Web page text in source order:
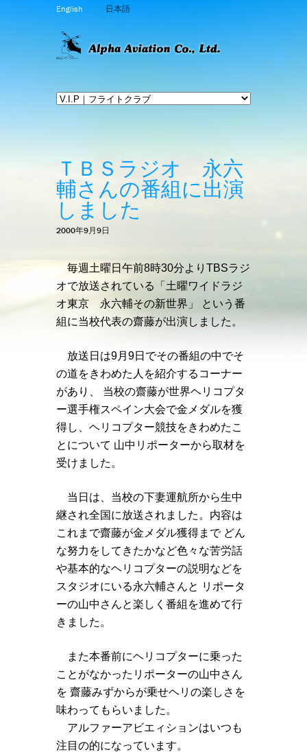
English 日本語
ＴＢＳラジオ 永六
輔さんの番組に出演
しました
2000年9月9日
毎週土曜日午前8時30分よりTBSラジ
オで放送されている「土曜ワイドラジ
オ東京 永六輔その新世界」 という番
組に当校代表の齋藤が出演しました。
放送日は9月9日でその番組の中でそ
の道をきわめた人を紹介するコーナー
があり、 当校の齋藤が世界ヘリコプタ
ー選手権スペイン大会で金メダルを獲
得し、ヘリコプター競技をきわめたこ
とについて 山中リポーターから取材を
受けました。
当日は、当校の下妻運航所から生中
継され全国に放送されました。内容は
これまで齋藤が金メダル獲得まで どん
な努力をしてきたかなど色々な苦労話
や基本的なヘリコプターの説明などを
スタジオにいる永六輔さんと リポータ
ーの山中さんと楽しく番組を進めて行
きました。
また本番前にヘリコプターに乗った
ことがなかったリポーターの山中さん
を 齋藤みずからが乗せヘリの楽しさを
味わってもらいました。
アルファーアビエィションはいつも
注目の的になっています。